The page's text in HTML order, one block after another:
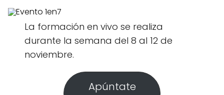
La formación en vivo se realiza
durante la semana del 8 al 12 de
noviembre.
Apúntate